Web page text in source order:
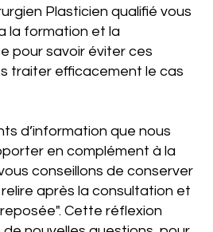
Plasticien qualifié vous
la formation et la
pour savoir éviter ces
traiter efficacement le cas
d’information que nous
en complément à la
conseillons de conserver
après la consultation et
Cette réflexion